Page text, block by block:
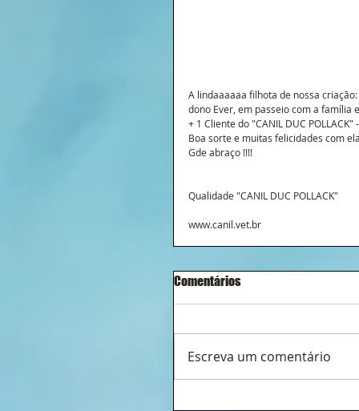
A lindaaaaaa filhota de nossa criação:
dono Ever, em passeio com a família
+ 1 Cliente do "CANIL DUC POLLACK" -
Boa sorte e muitas felicidades com
Gde abraço !!!!
Qualidade "CANIL DUC POLLACK"
www.canil.vet.br
Comentários
Escreva um comentário